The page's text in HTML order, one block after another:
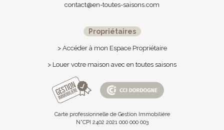
contact@en-toutes-saisons.com
Propriétaires
> Accéder à mon Espace Propriétaire
> Louer votre maison avec en toutes saisons
Carte professionnelle de Gestion Immobilière
N°CPI 2402 2021 000 000 003